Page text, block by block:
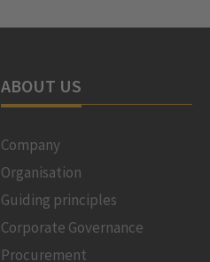
ABOUT US
Company
Organisation
Guiding principles
Corporate Governance
Procurement